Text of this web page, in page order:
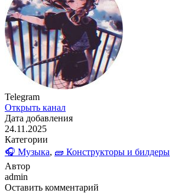
Telegram
Открыть канал
Дата добавления
24.11.2025
Категории
🎧 Музыка, 🧱 Конструкторы и билдеры
Автор
admin
Оставить комментарий